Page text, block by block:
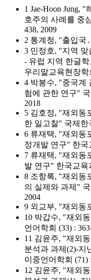
1 Jae-Hoon Jung,
호주의 사례를 중
438, 2009
2 통계청, "출입국
3 민정호, "지역
- 유럽 지역 한글
우리말교육현장학
4 박봉수, "중국계
험에 관한 연구"
2018
5 김호정, "재외동
한 일고찰" 국제한
6 류재택, "재외동
정개발 연구" 한국
7 류재택, "재외동
발 연구" 한국교육
8 조항록, "재외동
의 실제와 과제"
2004
9 외교부, "재외동
10 박갑수, "재외
언어학회 (33) :
11 김윤주, "재외
분석과 과제(2)-지
이중언어학회 (71)
12 김윤주, "재외